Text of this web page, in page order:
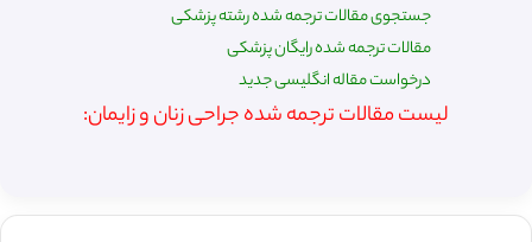
جستجوی مقالات ترجمه شده رشته پزشکی
مقالات ترجمه شده رایگان پزشکی
درخواست مقاله انگلیسی جدید
لیست مقالات ترجمه شده جراحی زنان و زایمان: